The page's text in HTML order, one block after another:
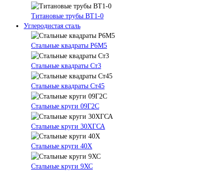
Титановые трубы ВТ1-0
Углеродистая сталь
Стальные квадраты Р6М5
Стальные квадраты Ст3
Стальные квадраты Ст45
Стальные круги 09Г2С
Стальные круги 30ХГСА
Стальные круги 40Х
Стальные круги 9ХС